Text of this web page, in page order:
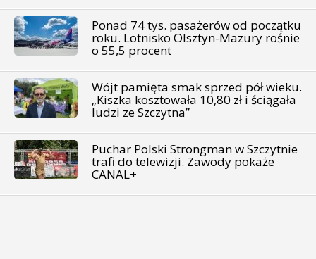
Ponad 74 tys. pasażerów od początku
roku. Lotnisko Olsztyn-Mazury rośnie
o 55,5 procent
Wójt pamięta smak sprzed pół wieku.
„Kiszka kosztowała 10,80 zł i ściągała
ludzi ze Szczytna”
Puchar Polski Strongman w Szczytnie
trafi do telewizji. Zawody pokaże
CANAL+